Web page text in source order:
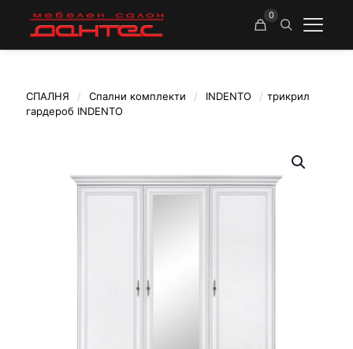
0
СПАЛНЯ / Спални комплекти / INDENTO / трикрил
гардероб INDENTO